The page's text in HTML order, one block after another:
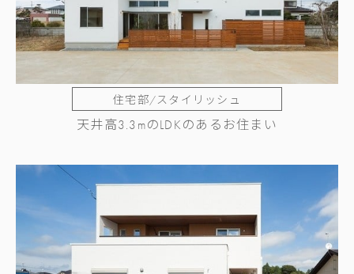
住宅部/スタイリッシュ
天井高3.3mのLDKのあるお住まい